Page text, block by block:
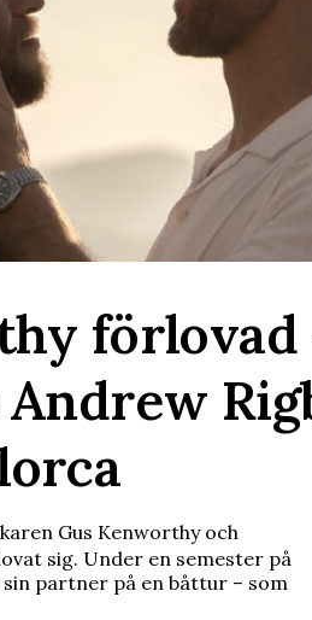
förlovad
Gus Kenworthy och
sig. Under en semester på
partner på en båttur – som